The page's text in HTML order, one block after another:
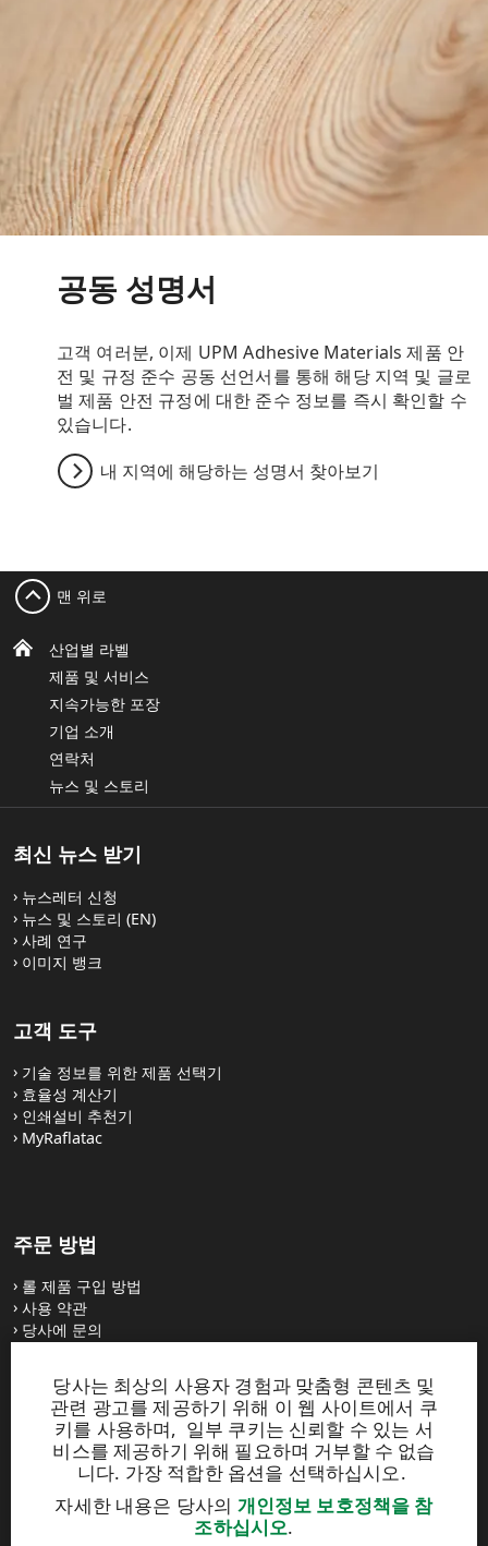
공동 성명서
고객 여러분, 이제 UPM Adhesive Materials 제품 안
전 및 규정 준수 공동 선언서를 통해 해당 지역 및 글로
벌 제품 안전 규정에 대한 준수 정보를 즉시 확인할 수
있습니다.
내 지역에 해당하는 성명서 찾아보기
당사는 최상의 사용자 경험과 맞춤형 콘텐츠 및
관련 광고를 제공하기 위해 이 웹 사이트에서 쿠
키를 사용하며, 일부 쿠키는 신뢰할 수 있는 서
비스를 제공하기 위해 필요하며 거부할 수 없습
니다. 가장 적합한 옵션을 선택하십시오.
자세한 내용은 당사의 개인정보 보호정책을 참
조하십시오.
산업별 라벨
제품 및 서비스
지속가능한 포장
기업 소개
연락처
뉴스 및 스토리
맨 위로
최신 뉴스 받기
뉴스레터 신청
뉴스 및 스토리 (EN)
사례 연구
이미지 뱅크
고객 도구
기술 정보를 위한 제품 선택기
효율성 계산기
인쇄설비 추천기
MyRaflatac
주문 방법
롤 제품 구입 방법
사용 약관
당사에 문의
웹사이트
UPM Raflatac Graphics Solutions
UPM Raflatac Office Products
UPM Raflatac Industrial Removables